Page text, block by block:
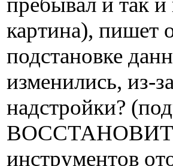
картина),
подстановке
изменились, из-
надстройки?
инструментов